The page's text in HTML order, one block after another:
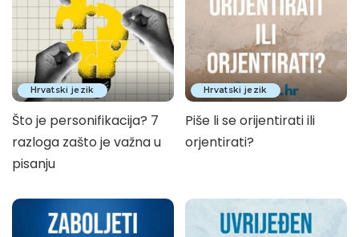
Hrvatski jezik
Što je personifikacija? 7
razloga zašto je važna u
pisanju
Hrvatski jezik
Piše li se orijentirati ili
orjentirati?